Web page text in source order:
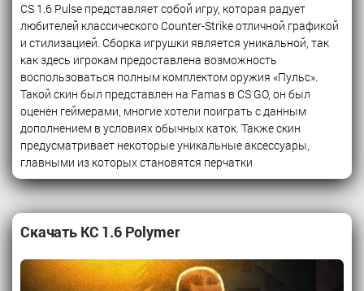
CS 1.6 Pulse представляет собой игру, которая радует
любителей классического Counter-Strike отличной графикой
и стилизацией. Сборка игрушки является уникальной, так
как здесь игрокам предоставлена возможность
воспользоваться полным комплектом оружия «Пульс».
Такой скин был представлен на Famas в CS GO, он был
оценен геймерами, многие хотели поиграть с данным
дополнением в условиях обычных каток. Также скин
предусматривает некоторые уникальные аксессуары,
главными из которых становятся перчатки
Скачать КС 1.6 Polymer